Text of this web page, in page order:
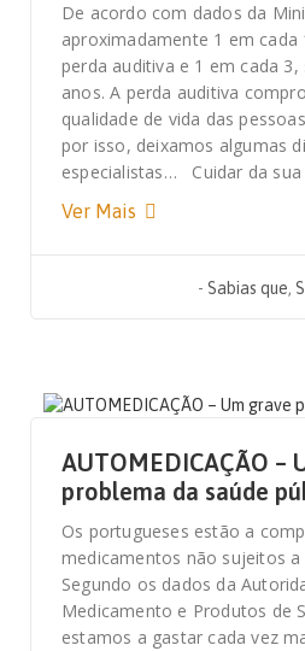
De acordo com dados da
aproximadamente 1 em cada
perda auditiva e 1 em cada
anos. A perda auditiva
qualidade de vida das
por isso, deixamos algumas
especialistas… Cuidar da
Ver Mais
- Sabias que,
AUTOMEDICAÇÃO –
problema da saúde
Os portugueses estão a
medicamentos não sujeitos a
Segundo os dados da
Medicamento e Produtos de
estamos a gastar cada vez